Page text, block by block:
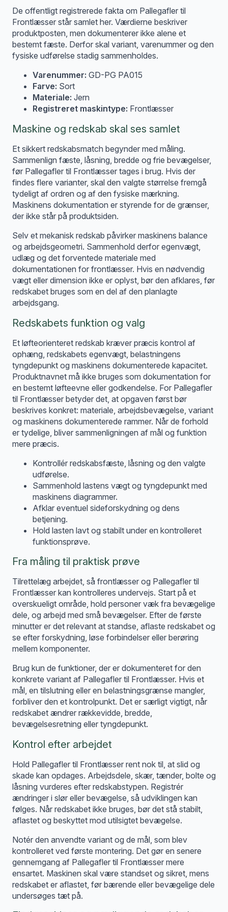
De offentligt registrerede fakta om Pallegafler til
Frontlæsser står samlet her. Værdierne beskriver
produktposten, men dokumenterer ikke alene et
bestemt fæste. Derfor skal variant, varenummer og den
fysiske udførelse stadig sammenholdes.
Varenummer: GD-PG PA015
Farve: Sort
Materiale: Jern
Registreret maskintype: Frontlæsser
Maskine og redskab skal ses samlet
Et sikkert redskabsmatch begynder med måling.
Sammenlign fæste, låsning, bredde og frie bevægelser,
før Pallegafler til Frontlæsser tages i brug. Hvis der
findes flere varianter, skal den valgte størrelse fremgå
tydeligt af ordren og af den fysiske mærkning.
Maskinens dokumentation er styrende for de grænser,
der ikke står på produktsiden.
Selv et mekanisk redskab påvirker maskinens balance
og arbejdsgeometri. Sammenhold derfor egenvægt,
udlæg og det forventede materiale med
dokumentationen for frontlæsser. Hvis en nødvendig
vægt eller dimension ikke er oplyst, bør den afklares, før
redskabet bruges som en del af den planlagte
arbejdsgang.
Redskabets funktion og valg
Et løfteorienteret redskab kræver præcis kontrol af
ophæng, redskabets egenvægt, belastningens
tyngdepunkt og maskinens dokumenterede kapacitet.
Produktnavnet må ikke bruges som dokumentation for
en bestemt løfteevne eller godkendelse. For Pallegafler
til Frontlæsser betyder det, at opgaven først bør
beskrives konkret: materiale, arbejdsbevægelse, variant
og maskinens dokumenterede rammer. Når de forhold
er tydelige, bliver sammenligningen af mål og funktion
mere præcis.
Kontrollér redskabsfæste, låsning og den valgte
udførelse.
Sammenhold lastens vægt og tyngdepunkt med
maskinens diagrammer.
Afklar eventuel sideforskydning og dens
betjening.
Hold lasten lavt og stabilt under en kontrolleret
funktionsprøve.
Fra måling til praktisk prøve
Tilrettelæg arbejdet, så frontlæsser og Pallegafler til
Frontlæsser kan kontrolleres undervejs. Start på et
overskueligt område, hold personer væk fra bevægelige
dele, og arbejd med små bevægelser. Efter de første
minutter er det relevant at standse, aflaste redskabet og
se efter forskydning, løse forbindelser eller berøring
mellem komponenter.
Brug kun de funktioner, der er dokumenteret for den
konkrete variant af Pallegafler til Frontlæsser. Hvis et
mål, en tilslutning eller en belastningsgrænse mangler,
forbliver den et kontrolpunkt. Det er særligt vigtigt, når
redskabet ændrer rækkevidde, bredde,
bevægelsesretning eller tyngdepunkt.
Kontrol efter arbejdet
Hold Pallegafler til Frontlæsser rent nok til, at slid og
skade kan opdages. Arbejdsdele, skær, tænder, bolte og
låsning vurderes efter redskabstypen. Registrér
ændringer i slør eller bevægelse, så udviklingen kan
følges. Når redskabet ikke bruges, bør det stå stabilt,
aflastet og beskyttet mod utilsigtet bevægelse.
Notér den anvendte variant og de mål, som blev
kontrolleret ved første montering. Det gør en senere
gennemgang af Pallegafler til Frontlæsser mere
ensartet. Maskinen skal være standset og sikret, mens
redskabet er aflastet, før bærende eller bevægelige dele
undersøges tæt på.